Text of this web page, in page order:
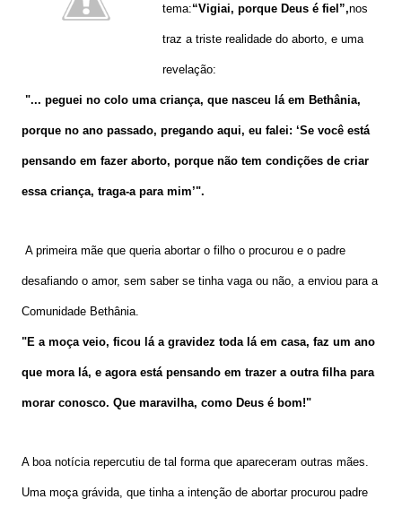
tema:“Vigiai, porque Deus é fiel”,nos
traz a triste realidade do aborto, e uma
revelação:
"... peguei no colo uma criança, que nasceu lá em Bethânia,
porque no ano passado, pregando aqui, eu falei: ‘Se você está
pensando em fazer aborto, porque não tem condições de criar
essa criança, traga-a para mim’".
A primeira mãe que queria abortar o filho o procurou e o padre
desafiando o amor, sem saber se tinha vaga ou não, a enviou para a
Comunidade Bethânia.
"E a moça veio, ficou lá a gravidez toda lá em casa, faz um ano
que mora lá, e agora está pensando em trazer a outra filha para
morar conosco. Que maravilha, como Deus é bom!"
A boa notícia repercutiu de tal forma que apareceram outras mães.
Uma moça grávida, que tinha a intenção de abortar procurou padre